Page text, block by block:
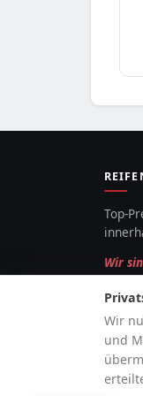
Top-
Wir
Wir
und